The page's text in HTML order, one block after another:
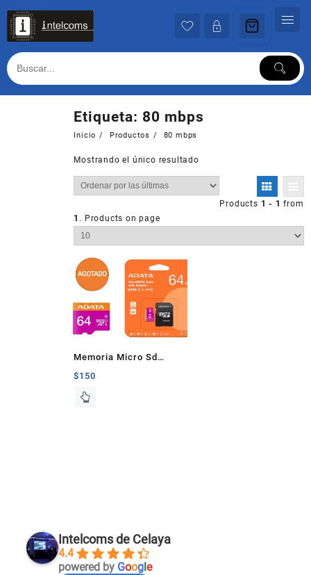
contenido
Etiqueta: 80 mbps
Inicio Productos 80 mbps
Mostrando el único resultado
Products 1 - 1 from
1 . Products on page
Memoria Micro Sd
Adata 64Gb Clase 10
$150
Intelcoms de Celaya
4.4
powered by Google